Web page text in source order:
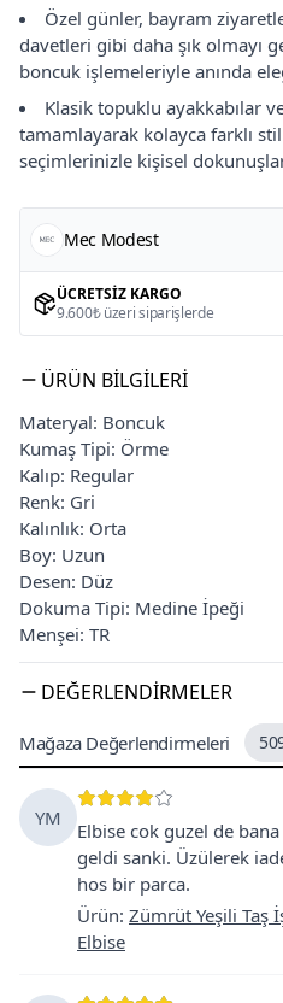
Özel günler, bayram
davetleri gibi daha şık olmayı
boncuk işlemeleriyle anında
Klasik topuklu ayakkabılar
tamamlayarak kolayca farklı
seçimlerinizle kişisel
Mec Modest
ÜCRETSIZ KARGO
9.600₺ üzeri siparişlerde
ÜRÜN BILGILERI
Materyal: Boncuk
Kumaş Tipi: Örme
Kalıp: Regular
Renk: Gri
Kalınlık: Orta
Boy: Uzun
Desen: Düz
Dokuma Tipi: Medine İpeği
Menşei: TR
DEĞERLENDIRMELER
Mağaza Değerlendirmeleri
YM
Elbise cok guzel de
geldi sanki. Üzülerek
hos bir parca.
Ürün: Zümrüt Yeşili Taş
Elbise